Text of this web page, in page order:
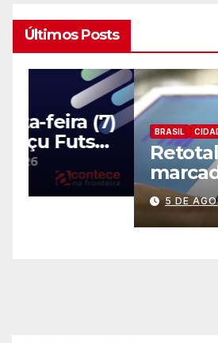
Últimos Posts
CIDADE POLITICA
Retotalização dos
marcado pelo
de agosto
5 DE AGOSTO DE 2026